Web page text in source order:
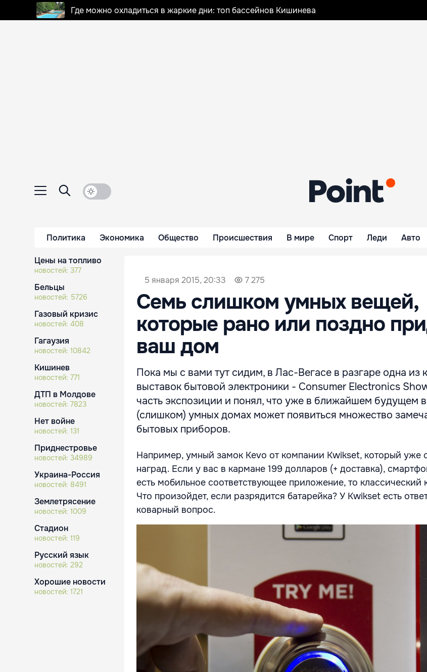
Где можно охладиться в жаркие дни: топ бассейнов Кишинева
Политика Экономика Общество Происшествия В мире Спорт Леди Авто
Цены на топливо
новостей: 377
Бельцы
новостей: 5726
Газовый кризис
новостей: 408
Гагаузия
новостей: 10842
Кишинев
новостей: 771
ДТП в Молдове
новостей: 7823
Нет войне
новостей: 131
Приднестровье
новостей: 34989
Украина-Россия
новостей: 8491
Землетрясение
новостей: 1009
Стадион
новостей: 119
Русский язык
новостей: 292
Хорошие новости
новостей: 1721
5 января 2015, 20:33 7 275
Семь слишком умных вещей,
которые рано или поздно
ваш дом
Пока мы с вами тут сидим, в Лас-Вегасе в разгаре одна из
выставок бытовой электроники - Consumer Electronics
часть экспозиции и понял, что уже в ближайшем будущем
(слишком) умных домах может появиться множество
бытовых приборов.
Например, умный замок Kevo от компании Kwikset, который уже
наград. Если у вас в кармане 199 долларов (+ доставка),
есть мобильное соответствующее приложение, то классический
Что произойдет, если разрядится батарейка? У Kwikset есть
коварный вопрос.